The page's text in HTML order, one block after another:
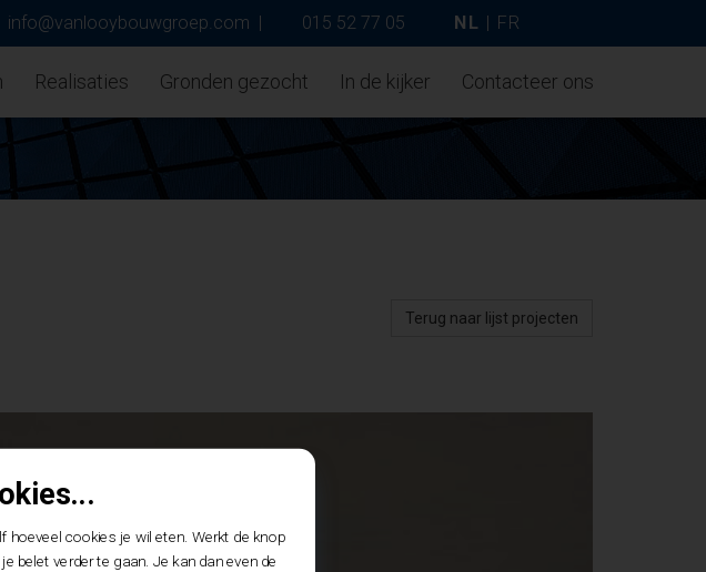
info@vanlooybouwgroep.com | 015 52 77 05 NL | FR
Realisaties Gronden gezocht In de kijker Contacteer ons
Terug naar lijst projecten
hoeveel cookies je wil eten. Werkt de knop
belet verder te gaan. Je kan dan even de